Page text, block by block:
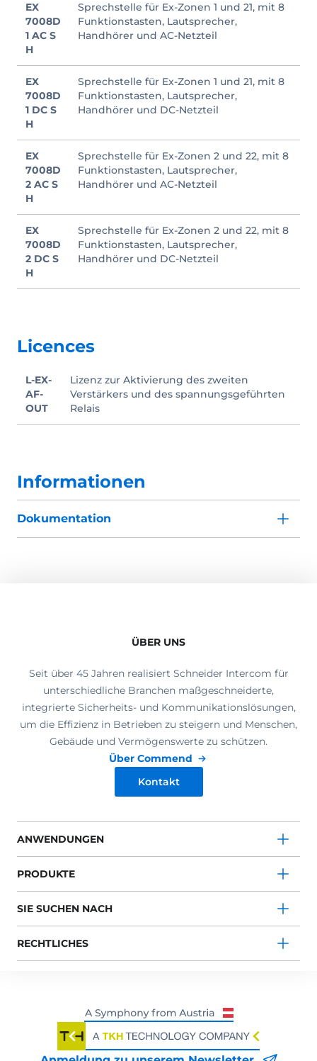
EX
7008D
1 AC S
H
Sprechstelle für Ex-Zonen 1 und 21, mit 8
Funktionstasten, Lautsprecher,
Handhörer und AC-Netzteil
EX
7008D
1 DC S
H
Sprechstelle für Ex-Zonen 1 und 21, mit 8
Funktionstasten, Lautsprecher,
Handhörer und DC-Netzteil
EX
7008D
2 AC S
H
Sprechstelle für Ex-Zonen 2 und 22, mit 8
Funktionstasten, Lautsprecher,
Handhörer und AC-Netzteil
EX
7008D
2 DC S
H
Sprechstelle für Ex-Zonen 2 und 22, mit 8
Funktionstasten, Lautsprecher,
Handhörer und DC-Netzteil
Licences
L-EX-
AF-
OUT
Lizenz zur Aktivierung des zweiten
Verstärkers und des spannungsgeführten
Relais
Informationen
Dokumentation
ÜBER UNS
Seit über 45 Jahren realisiert Schneider Intercom für
unterschiedliche Branchen maßgeschneiderte,
integrierte Sicherheits- und Kommunikationslösungen,
um die Effizienz in Betrieben zu steigern und Menschen,
Gebäude und Vermögenswerte zu schützen.
Über Commend
Kontakt
ANWENDUNGEN
PRODUKTE
SIE SUCHEN NACH
RECHTLICHES